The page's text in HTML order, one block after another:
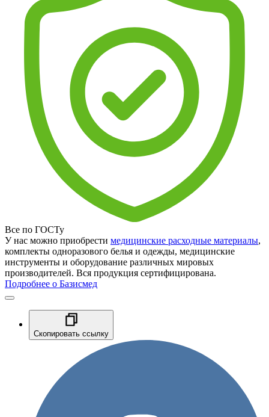
Все по ГОСТу
У нас можно приобрести медицинские расходные материалы,
комплекты одноразового белья и одежды, медицинские
инструменты и оборудование различных мировых
производителей. Вся продукция сертифицирована.
Подробнее о Базисмед
Скопировать ссылку